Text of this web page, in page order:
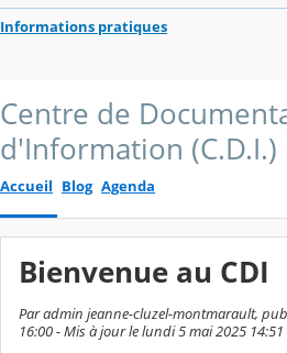
Informations pratiques
Centre de
d'Information (C.D.I.)
Accueil Blog Agenda
Bienvenue au CDI
Par admin jeanne-cluzel-montmarault,
16:00 - Mis à jour le lundi 5 mai 2025 14:51